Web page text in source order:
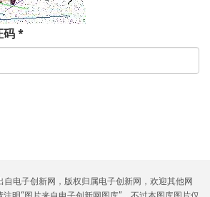
码 *
电子创新网，版权归属电子创新网，欢迎其他网